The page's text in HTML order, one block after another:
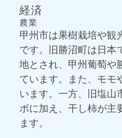
経済
農業
甲州市は果樹栽培や観
です。旧勝沼町は日本
地とされ、甲州葡萄や
ています。また、モモ
います。一方、旧塩山
ボに加え、干し柿が主
ます。